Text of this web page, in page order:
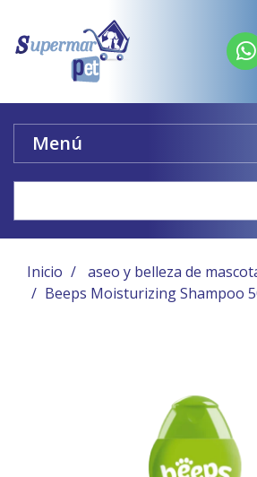
Menú
Inicio
aseo y belleza de
Beeps Moisturizing Shampoo